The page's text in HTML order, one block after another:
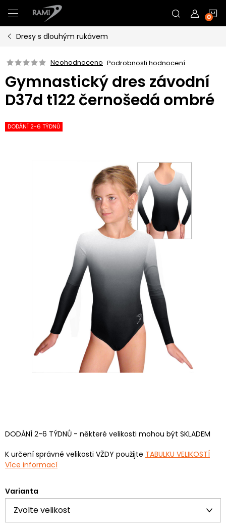
na
obsah
Dresy s dlouhým rukávem
Neohodnoceno Podrobnosti hodnocení
Gymnastický dres závodní
D37d t122 černošedá ombré
DODÁNÍ 2-6 TÝDNŮ
DODÁNÍ 2-6 TÝDNŮ - některé velikosti mohou být SKLADEM
K určení správné velikosti VŽDY použijte TABULKU VELIKOSTÍ
Více informací
Varianta